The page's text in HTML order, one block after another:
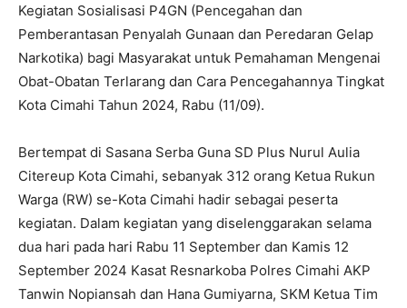
Kegiatan Sosialisasi P4GN (Pencegahan dan
Pemberantasan Penyalah Gunaan dan Peredaran Gelap
Narkotika) bagi Masyarakat untuk Pemahaman Mengenai
Obat-Obatan Terlarang dan Cara Pencegahannya Tingkat
Kota Cimahi Tahun 2024, Rabu (11/09).
Bertempat di Sasana Serba Guna SD Plus Nurul Aulia
Citereup Kota Cimahi, sebanyak 312 orang Ketua Rukun
Warga (RW) se-Kota Cimahi hadir sebagai peserta
kegiatan. Dalam kegiatan yang diselenggarakan selama
dua hari pada hari Rabu 11 September dan Kamis 12
September 2024 Kasat Resnarkoba Polres Cimahi AKP
Tanwin Nopiansah dan Hana Gumiyarna, SKM Ketua Tim